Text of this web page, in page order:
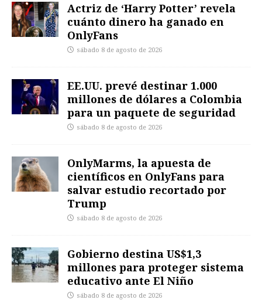
Actriz de ‘Harry Potter’ revela
cuánto dinero ha ganado en
OnlyFans
sábado 8 de agosto de 2026
EE.UU. prevé destinar 1.000
millones de dólares a Colombia
para un paquete de seguridad
sábado 8 de agosto de 2026
OnlyMarms, la apuesta de
científicos en OnlyFans para
salvar estudio recortado por
Trump
sábado 8 de agosto de 2026
Gobierno destina US$1,3
millones para proteger sistema
educativo ante El Niño
sábado 8 de agosto de 2026